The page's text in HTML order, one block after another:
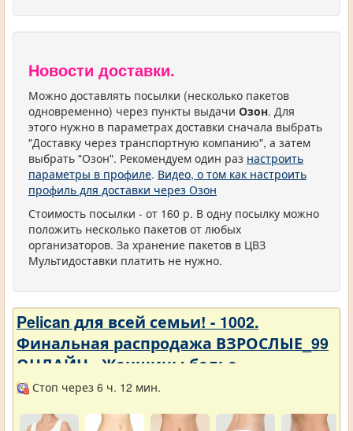
Новости доставки.
Можно доставлять посылки (несколько пакетов
одновременно) через пункты выдачи Озон. Для
этого нужно в параметрах доставки сначала выбрать
"Доставку через транспортную компанию", а затем
выбрать "Озон". Рекомендуем один раз настроить
параметры в профиле. Видео, о том как настроить
профиль для доставки через Озон
Стоимость посылки - от 160 р. В одну посылку можно
положить несколько пакетов от любых
организаторов. За хранение пакетов в ЦВЗ
Мультидоставки платить не нужно.
Pelican для всей семьи! - 1002.
Финальная распродажа ВЗРОСЛЫЕ_99
ОНЛАЙН - Женщины белье
Стоп через 6 ч. 12 мин.